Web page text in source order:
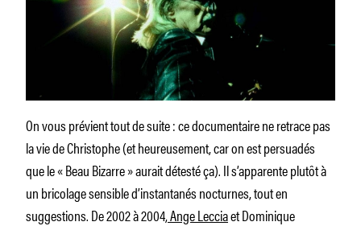
On vous prévient tout de suite : ce documentaire ne retrace pas
la vie de Christophe (et heureusement, car on est persuadés
que le « Beau Bizarre » aurait détesté ça). Il s’apparente plutôt à
un bricolage sensible d’instantanés nocturnes, tout en
suggestions. De 2002 à 2004,Ange Lecciaet Dominique